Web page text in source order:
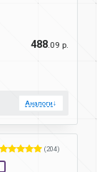
488 .09 р.
Аналоги↓
(204)